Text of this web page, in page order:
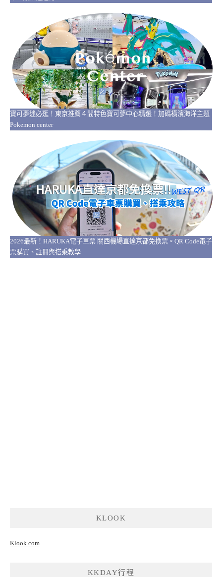
寶可夢迷必逛！東京推薦４間特色寶可夢中心精選！加碼橫濱海洋主題
Pokemon center
2026最新！HARUKA電子車票 關西機場直達京都免換票。QR Code電子
票購買、註冊與搭乘教學
KLOOK
Klook.com
KKDAY行程